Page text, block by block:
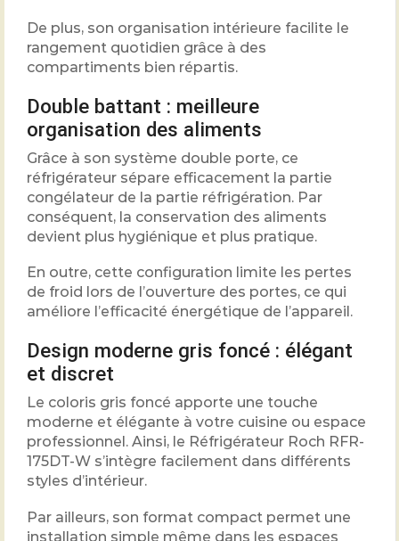
De plus, son organisation intérieure facilite le
rangement quotidien grâce à des
compartiments bien répartis.
Double battant : meilleure
organisation des aliments
Grâce à son système double porte, ce
réfrigérateur sépare efficacement la partie
congélateur de la partie réfrigération. Par
conséquent, la conservation des aliments
devient plus hygiénique et plus pratique.
En outre, cette configuration limite les pertes
de froid lors de l’ouverture des portes, ce qui
améliore l’efficacité énergétique de l’appareil.
Design moderne gris foncé : élégant
et discret
Le coloris gris foncé apporte une touche
moderne et élégante à votre cuisine ou espace
professionnel. Ainsi, le Réfrigérateur Roch RFR-
175DT-W s’intègre facilement dans différents
styles d’intérieur.
Par ailleurs, son format compact permet une
installation simple même dans les espaces